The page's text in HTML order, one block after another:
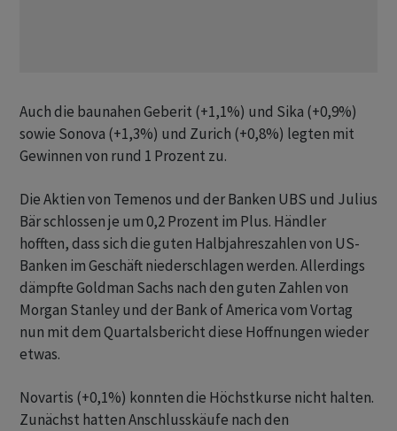
Auch die baunahen Geberit (+1,1%) und Sika (+0,9%)
sowie Sonova (+1,3%) und Zurich (+0,8%) legten mit
Gewinnen von rund 1 Prozent zu.
Die Aktien von Temenos und der Banken UBS und Julius
Bär schlossen je um 0,2 Prozent im Plus. Händler
hofften, dass sich die guten Halbjahreszahlen von US-
Banken im Geschäft niederschlagen werden. Allerdings
dämpfte Goldman Sachs nach den guten Zahlen von
Morgan Stanley und der Bank of America vom Vortag
nun mit dem Quartalsbericht diese Hoffnungen wieder
etwas.
Novartis (+0,1%) konnten die Höchstkurse nicht halten.
Zunächst hatten Anschlusskäufe nach den